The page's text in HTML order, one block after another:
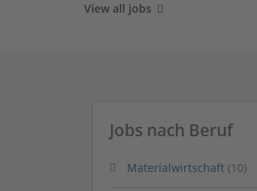
View all jobs
Jobs nach Beruf
Materialwirtschaft (10)